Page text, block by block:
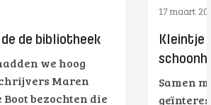
de bibliotheek
we hoog
Maren
Boot bezochten die
17 maart
Kleintje
Samen